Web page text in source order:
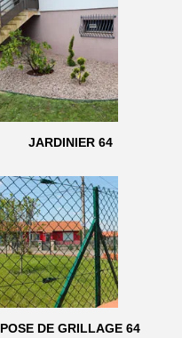
JARDINIER 64
POSE DE GRILLAGE 64